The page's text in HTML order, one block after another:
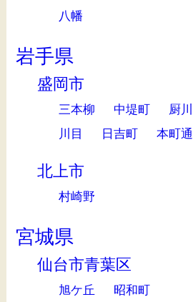
八幡
岩手県
盛岡市
三本柳 中堤町 厨川
川目
日吉町 本町通
北上市
村崎野
宮城県
仙台市青葉区
旭ケ丘 昭和町